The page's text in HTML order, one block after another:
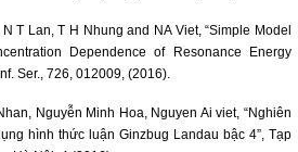
T Lan, T H Nhung and NA Viet, “Simple Model
Dependence of Resonance Energy
Ser., 726, 012009, (2016).
Nguyễn Minh Hoa, Nguyen Ai viet, “Nghiên
hình thức luận Ginzbug Landau bậc 4”, Tạp